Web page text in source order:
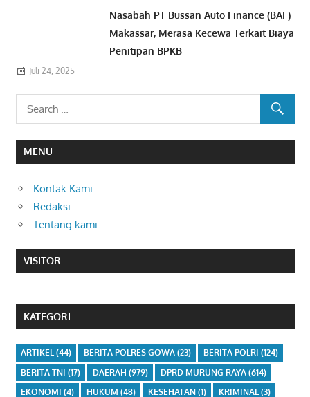
Nasabah PT Bussan Auto Finance (BAF)
Makassar, Merasa Kecewa Terkait Biaya
Penitipan BPKB
Juli 24, 2025
MENU
Kontak Kami
Redaksi
Tentang kami
VISITOR
KATEGORI
ARTIKEL(44) BERITA POLRES GOWA(23) BERITA POLRI (124)
BERITA TNI (17) DAERAH (979) DPRD MURUNG RAYA(614)
EKONOMI (4) HUKUM (48) KESEHATAN(1) KRIMINAL(3)